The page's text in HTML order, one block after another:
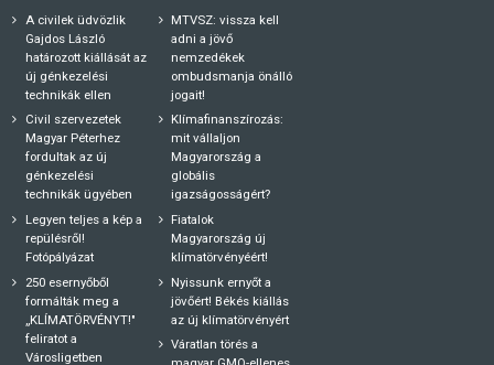
A civilek üdvözlik
Gajdos László
határozott kiállását az
új génkezelési
technikák ellen
Civil szervezetek
Magyar Péterhez
fordultak az új
génkezelési
technikák ügyében
Legyen teljes a kép a
repülésről!
Fotópályázat
250 esernyőből
formálták meg a
„KLÍMATÖRVÉNYT!"
feliratot a
Városligetben
MTVSZ: vissza kell
adni a jövő
nemzedékek
ombudsmanja önálló
jogait!
Klímafinanszírozás:
mit vállaljon
Magyarország a
globális
igazságosságért?
Fiatalok
Magyarország új
klímatörvényéért!
Nyissunk ernyőt a
jövőért! Békés kiállás
az új klímatörvényért
Váratlan törés a